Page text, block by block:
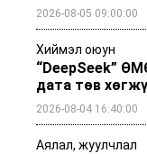
2026-08-05 09:00:00
Хиймэл оюун
“DeepSeek”
дата төв
2026-08-04 16:40:00
Аялал, жуулчлал